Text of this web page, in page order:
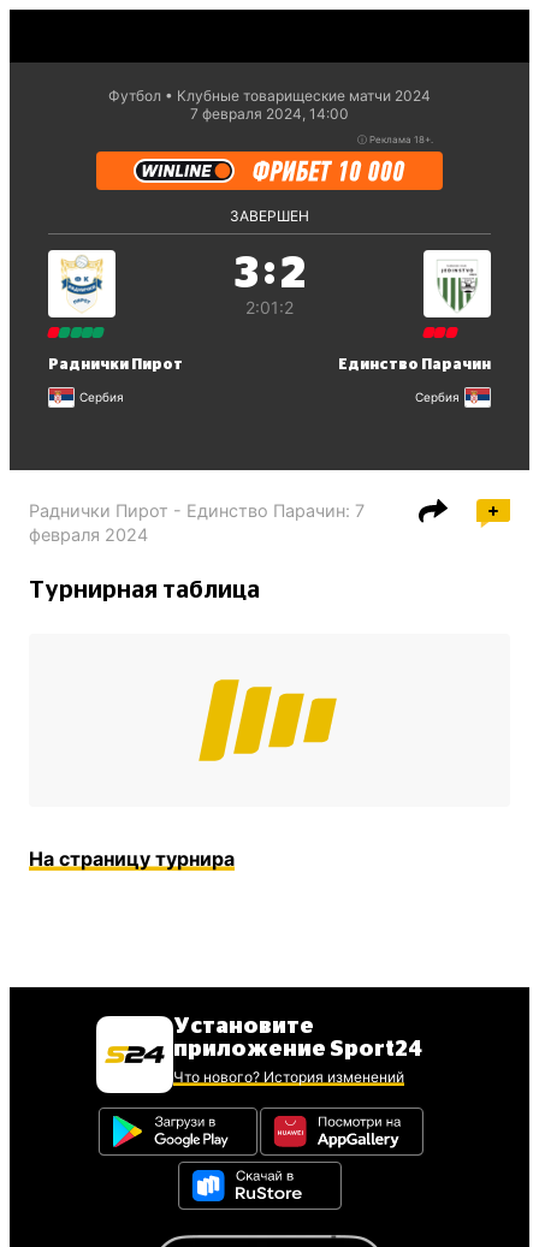
Футбол
Клубные товарищеские матчи 2024
7 февраля 2024, 14:00
ⓘ Реклама 18+.
ЗАВЕРШЕН
Раднички Пирот
Сербия
3:2
2:01:2
Единство Парачин
Сербия
Раднички Пирот - Единство Парачин: 7
февраля 2024
Турнирная таблица
На страницу турнира
Установите
приложение Sport24
Что нового? История изменений